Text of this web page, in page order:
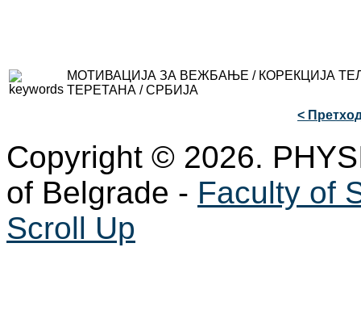
МОТИВАЦИЈА ЗА ВЕЖБАЊЕ / КОРЕКЦИЈА
ТЕРЕТАНА / СРБИЈА
<
Copyright © 2026.
of Belgrade - Faculty of
Scroll Up